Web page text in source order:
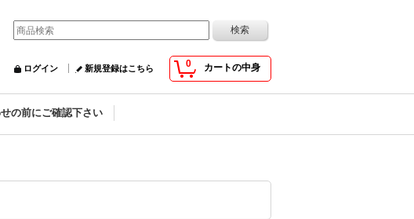
0 カートの中身
ログイン 新規登録はこちら
の前にご確認下さい